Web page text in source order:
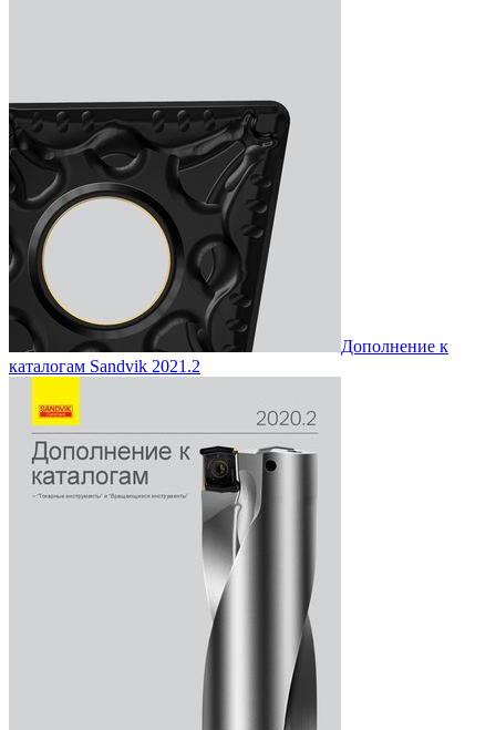
Дополнение к
каталогам Sandvik 2021.2